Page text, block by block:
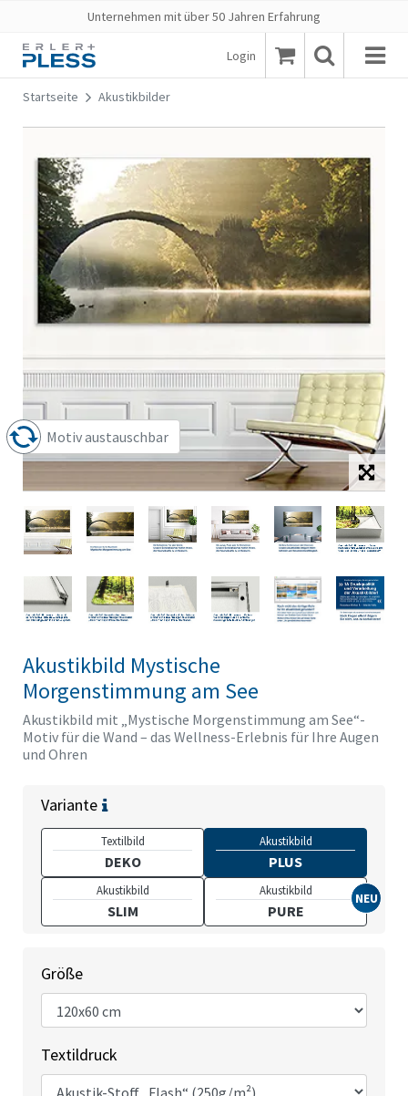
Unternehmen mit über 50 Jahren Erfahrung
Login
Startseite Akustikbilder
Motiv austauschbar
Akustikbild Mystische
Morgenstimmung am See
Akustikbild mit „Mystische Morgenstimmung am See“-
Motiv für die Wand – das Wellness-Erlebnis für Ihre Augen
und Ohren
Variante
Textilbild
DEKO
Akustikbild
PLUS
Akustikbild
SLIM
Akustikbild
PURE
Größe
Textildruck